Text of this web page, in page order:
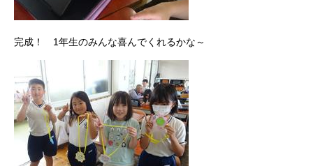
完成！ 1年生のみんな喜んでくれるかな～